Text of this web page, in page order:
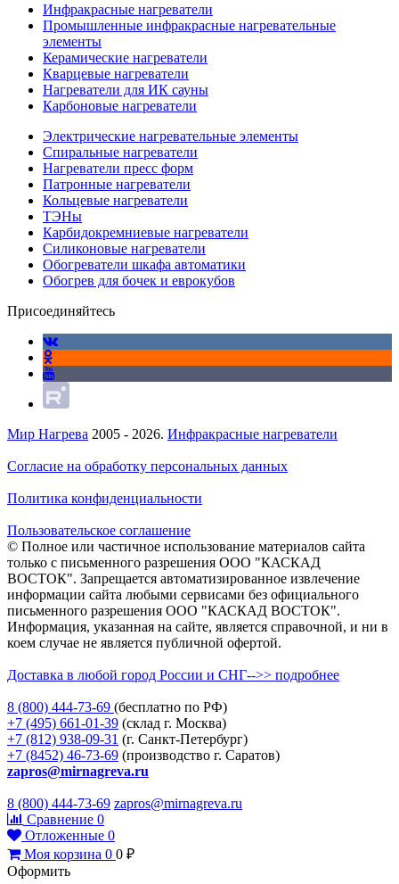
Инфракрасные нагреватели
Промышленные инфракрасные нагревательные
элементы
Керамические нагреватели
Кварцевые нагреватели
Нагреватели для ИК сауны
Карбоновые нагреватели
Электрические нагревательные элементы
Спиральные нагреватели
Нагреватели пресс форм
Патронные нагреватели
Кольцевые нагреватели
ТЭНы
Карбидокремниевые нагреватели
Силиконовые нагреватели
Обогреватели шкафа автоматики
Обогрев для бочек и еврокубов
Присоединяйтесь
Мир Нагрева 2005 - 2026. Инфракрасные нагреватели
Согласие на обработку персональных данных
Политика конфиденциальности
Пользовательское соглашение
© Полное или частичное использование материалов сайта
только с письменного разрешения ООО "КАСКАД
ВОСТОК". Запрещается автоматизированное извлечение
информации сайта любыми сервисами без официального
письменного разрешения ООО "КАСКАД ВОСТОК".
Информация, указанная на сайте, является справочной, и ни в
коем случае не является публичной офертой.
Доставка в любой город России и СНГ-->> подробнее
8 (800) 444-73-69 (бесплатно по РФ)
+7 (495) 661-01-39 (склад г. Москва)
+7 (812) 938-09-31 (г. Санкт-Петербург)
+7 (8452) 46-73-69 (производство г. Саратов)
zapros@mirnagreva.ru
8 (800) 444-73-69 zapros@mirnagreva.ru
Сравнение 0
Отложенные 0
Моя корзина 0 0 ₽
Оформить